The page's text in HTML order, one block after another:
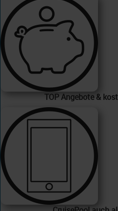
TOP Angebote &